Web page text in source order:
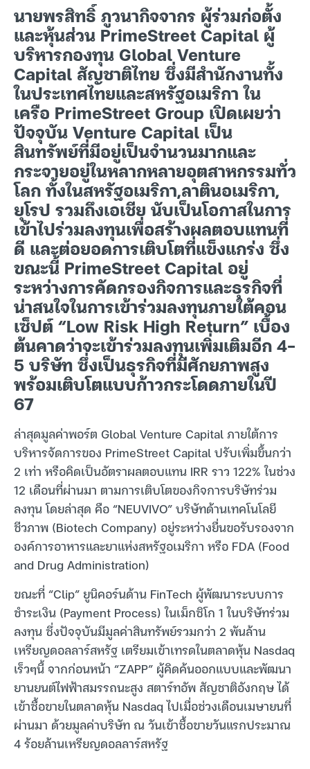
นายพรสิทธิ์ ภูวนากิจจากร ผู้ร่วมก่อตั้ง
และหุ้นส่วน PrimeStreet Capital ผู้
บริหารกองทุน Global Venture
Capital สัญชาติไทย ซึ่งมีสำนักงานทั้ง
ในประเทศไทยและสหรัฐอเมริกา ใน
เครือ PrimeStreet Group เปิดเผยว่า
ปัจจุบัน Venture Capital เป็น
สินทรัพย์ที่มีอยู่เป็นจำนวนมากและ
กระจายอยู่ในหลากหลายอุตสาหกรรมทั่ว
โลก ทั้งในสหรัฐอเมริกา,ลาตินอเมริกา,
ยุโรป รวมถึงเอเชีย นับเป็นโอกาสในการ
เข้าไปร่วมลงทุนเพื่อสร้างผลตอบแทนที่
ดี และต่อยอดการเติบโตที่แข็งแกร่ง ซึ่ง
ขณะนี้ PrimeStreet Capital อยู่
ระหว่างการคัดกรองกิจการและธุรกิจที่
น่าสนใจในการเข้าร่วมลงทุนภายใต้คอน
เซ็ปต์ “Low Risk High Return” เบื้อง
ต้นคาดว่าจะเข้าร่วมลงทุนเพิ่มเติมอีก 4-
5 บริษัท ซึ่งเป็นธุรกิจที่มีศักยภาพสูง
พร้อมเติบโตแบบก้าวกระโดดภายในปี
67
ล่าสุดมูลค่าพอร์ต Global Venture Capital ภายใต้การ
บริหารจัดการของ PrimeStreet Capital ปรับเพิ่มขึ้นกว่า
2 เท่า หรือคิดเป็นอัตราผลตอบแทน IRR ราว 122% ในช่วง
12 เดือนที่ผ่านมา ตามการเติบโตของกิจการบริษัทร่วม
ลงทุน โดยล่าสุด คือ “NEUVIVO” บริษัทด้านเทคโนโลยี
ชีวภาพ (Biotech Company) อยู่ระหว่างยื่นขอรับรองจาก
องค์การอาหารและยาแห่งสหรัฐอเมริกา หรือ FDA (Food
and Drug Administration)
ขณะที่ “Clip” ยูนิคอร์นด้าน FinTech ผู้พัฒนาระบบการ
ชำระเงิน (Payment Process) ในเม็กซิโก 1 ในบริษัทร่วม
ลงทุน ซึ่งปัจจุบันมีมูลค่าสินทรัพย์รวมกว่า 2 พันล้าน
เหรียญดอลลาร์สหรัฐ เตรียมเข้าเทรดในตลาดหุ้น Nasdaq
เร็วๆนี้ จากก่อนหน้า “ZAPP” ผู้คิดค้นออกแบบและพัฒนา
ยานยนต์ไฟฟ้าสมรรถนะสูง สตาร์ทอัพ สัญชาติอังกฤษ ได้
เข้าซื้อขายในตลาดหุ้น Nasdaq ไปเมื่อช่วงเดือนเมษายนที่
ผ่านมา ด้วยมูลค่าบริษัท ณ วันเข้าซื้อขายวันแรกประมาณ
4 ร้อยล้านเหรียญดอลลาร์สหรัฐ